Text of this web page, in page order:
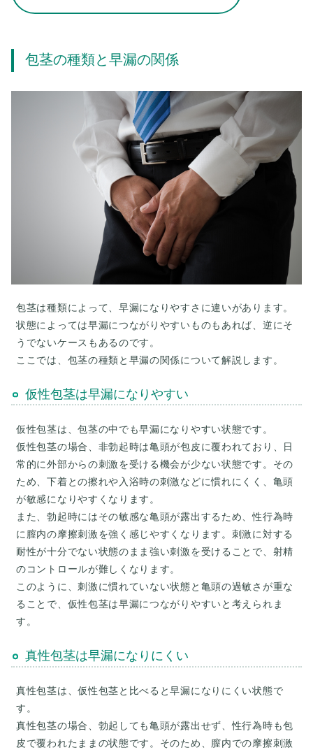
包茎の種類と早漏の関係
包茎は種類によって、早漏になりやすさに違いがあります。
状態によっては早漏につながりやすいものもあれば、逆にそ
うでないケースもあるのです。
仮性包茎は早漏になりやすい
仮性包茎は、包茎の中でも早漏になりやすい状態です。
仮性包茎の場合、非勃起時は亀頭が包皮に覆われており、日
常的に外部からの刺激を受ける機会が少ない状態です。その
ため、下着との擦れや入浴時の刺激などに慣れにくく、亀頭
が敏感になりやすくなります。
また、勃起時にはその敏感な亀頭が露出するため、性行為時
に膣内の摩擦刺激を強く感じやすくなります。刺激に対する
耐性が十分でない状態のまま強い刺激を受けることで、射精
のコントロールが難しくなります。
このように、刺激に慣れていない状態と亀頭の過敏さが重な
ることで、仮性包茎は早漏につながりやすいと考えられま
真性包茎は早漏になりにくい
真性包茎は、仮性包茎と比べると早漏になりにくい状態で
す。
真性包茎の場合、勃起しても亀頭が露出せず、性行為時も包
皮で覆われたままの状態です。そのため、膣内での摩擦刺激